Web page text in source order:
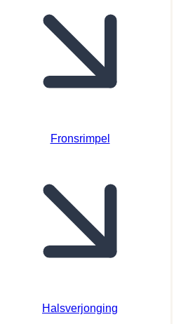
Fronsrimpel
Halsverjonging